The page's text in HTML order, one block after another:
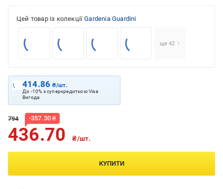
Цей товар із колекції Gardenia Guardini
ще 42
414.86₴/шт.
До -10% з суперкредиткою Visa
Вигода
794 -357.30 ₴
436.70 ₴/шт.
КУПИТИ